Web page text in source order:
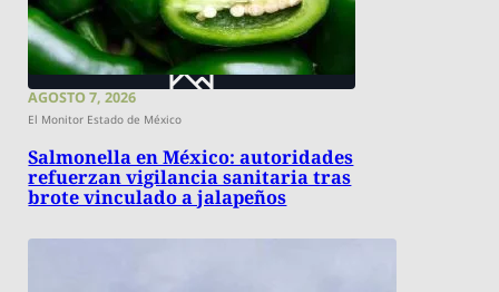
AGOSTO 7, 2026
El Monitor Estado de México
Salmonella en México: autoridades
refuerzan vigilancia sanitaria tras
brote vinculado a jalapeños